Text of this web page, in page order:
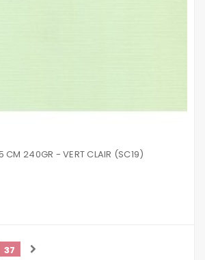
CM 240GR - VERT CLAIR (SC19)
37